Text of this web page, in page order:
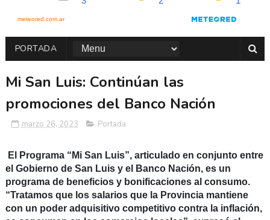
PORTADA
Mi San Luis: Continúan las
promociones del Banco Nación
marzo 26, 2023 Portada
El Programa “Mi San Luis”, articulado en conjunto entre
el Gobierno de San Luis y el Banco Nación, es un
programa de beneficios y bonificaciones al consumo.
“Tratamos que los salarios que la Provincia mantiene
con un poder adquisitivo competitivo contra la inflación,